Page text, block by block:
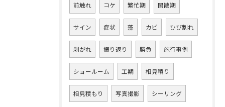
前触れ コケ 繁忙期 閑散期
サイン 症状 藻 カビ ひび割れ
剥がれ 振り返り 勝負 施行事例
ショールーム 工期 相見積り
相見積もり 写真撮影 シーリング